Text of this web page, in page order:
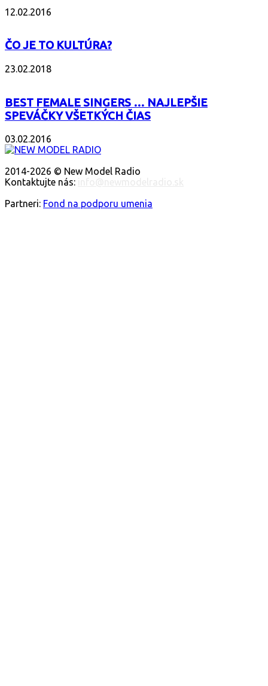
12.02.2016
ČO JE TO KULTÚRA?
23.02.2018
BEST FEMALE SINGERS … NAJLEPŠIE
SPEVÁČKY VŠETKÝCH ČIAS
03.02.2016
2014-2026 © New Model Radio
Kontaktujte nás:
Partneri: Fond na podporu umenia